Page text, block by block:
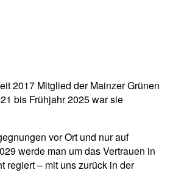
2017 Mitglied der Mainzer Grünen
bis Frühjahr 2025 war sie
vor Ort und nur auf
werde man um das Vertrauen in
regiert – mit uns zurück in der